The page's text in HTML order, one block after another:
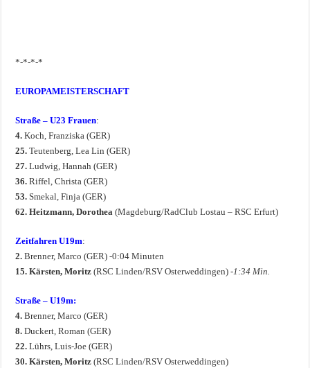
*-*-*-*
EUROPAMEISTERSCHAFT
Straße – U23 Frauen:
4. Koch, Franziska (GER)
25. Teutenberg, Lea Lin (GER)
27. Ludwig, Hannah (GER)
36. Riffel, Christa (GER)
53. Smekal, Finja (GER)
62. Heitzmann, Dorothea (Magdeburg/RadClub Lostau – RSC Erfurt)
Zeitfahren U19m:
2. Brenner, Marco (GER) -0:04 Minuten
15. Kärsten, Moritz (RSC Linden/RSV Osterweddingen)-1:34 Min.
Straße – U19m:
4. Brenner, Marco (GER)
8. Duckert, Roman (GER)
22. Lührs, Luis-Joe (GER)
30. Kärsten, Moritz (RSC Linden/RSV Osterweddingen)